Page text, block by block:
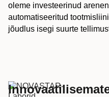
oleme investeerinud
automatiseeritud
jõudlus isegi suurte